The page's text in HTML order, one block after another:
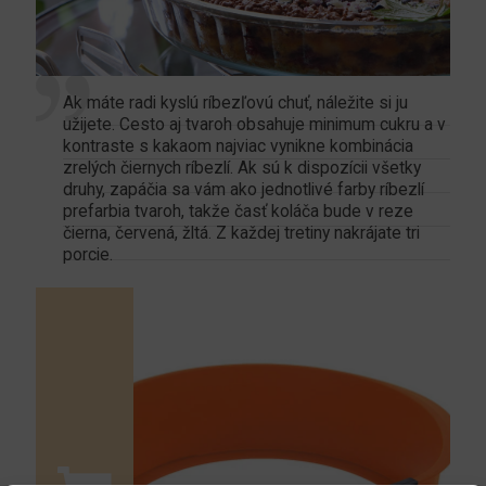
Ak máte radi kyslú ríbezľovú chuť, náležite si ju
užijete. Cesto aj tvaroh obsahuje minimum cukru a v
kontraste s kakaom najviac vynikne kombinácia
zrelých čiernych ríbezlí. Ak sú k dispozícii všetky
druhy, zapáčia sa vám ako jednotlivé farby ríbezlí
prefarbia tvaroh, takže časť koláča bude v reze
čierna, červená, žltá. Z každej tretiny nakrájate tri
porcie.